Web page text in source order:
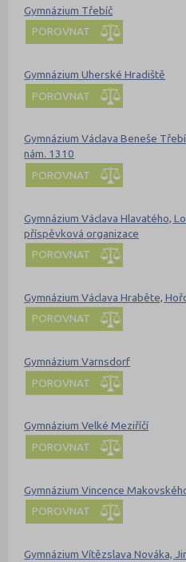
Gymnázium Třebíč
POROVNAT
Gymnázium Uherské Hradiště
POROVNAT
Gymnázium Václava Beneše
nám. 1310
POROVNAT
Gymnázium Václava Hlavatého,
příspěvková organizace
POROVNAT
Gymnázium Václava Hraběte,
POROVNAT
Gymnázium Varnsdorf
POROVNAT
Gymnázium Velké Meziříčí
POROVNAT
Gymnázium Vincence
POROVNAT
Gymnázium Vítězslava Nováka,